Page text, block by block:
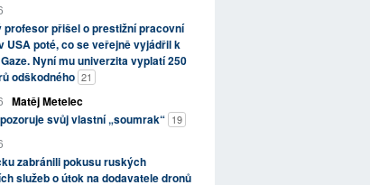
profesor přišel o prestižní pracovní
USA poté, co se veřejně vyjádřil k
Nyní mu univerzita vyplatí 250
odškodného 21
Matěj Metelec
svůj vlastní „soumrak“ 19
zabránili pokusu ruských
služeb o útok na dodavatele dronů